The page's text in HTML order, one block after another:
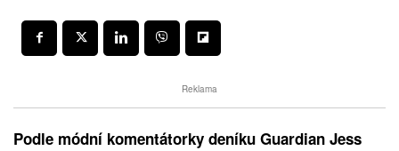
Reklama
Podle módní komentátorky deníku Guardian Jess